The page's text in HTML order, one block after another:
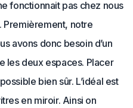
fonctionnait pas chez nous
Premièrement, notre
avons donc besoin d’un
les deux espaces. Placer
bien sûr. L’idéal est
en miroir. Ainsi on